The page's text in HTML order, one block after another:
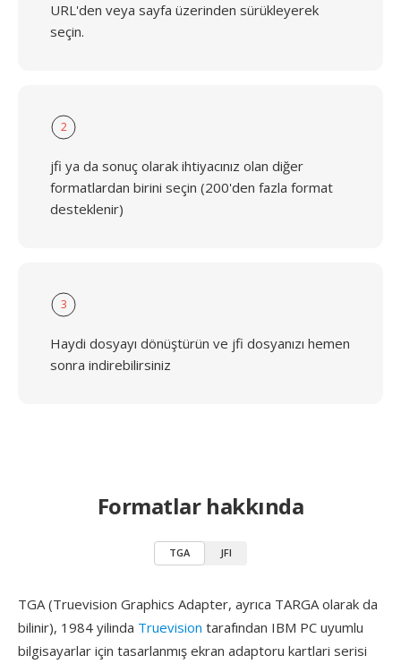
URL'den veya sayfa üzerinden sürükleyerek
seçin.
2
jfi ya da sonuç olarak ihtiyacınız olan diğer
formatlardan birini seçin (200'den fazla format
desteklenir)
3
Haydi dosyayı dönüştürün ve jfi dosyanızı hemen
sonra indirebilirsiniz
Formatlar hakkında
TGA JFI
TGA (Truevision Graphics Adapter, ayrıca TARGA olarak da
bilinir), 1984 yilinda Truevision tarafından IBM PC uyumlu
bilgisayarlar için tasarlanmış ekran adaptoru kartlari serisi